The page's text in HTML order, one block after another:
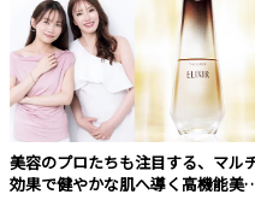
美容のプロたちも注目する、マル
効果で健やかな肌へ導く高機能美